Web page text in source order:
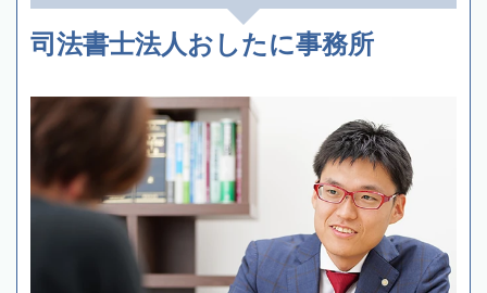
司法書士法人おしたに事務所